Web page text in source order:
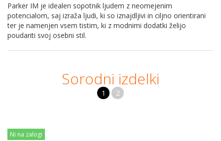
Parker IM je idealen sopotnik ljudem z neomejenim
potencialom, saj izraža ljudi, ki so iznajdljivi in ciljno orientirani
ter je namenjen vsem tistim, ki z modnimi dodatki želijo
poudariti svoj osebni stil.
Sorodni izdelki
1 2
Ni na zalogi